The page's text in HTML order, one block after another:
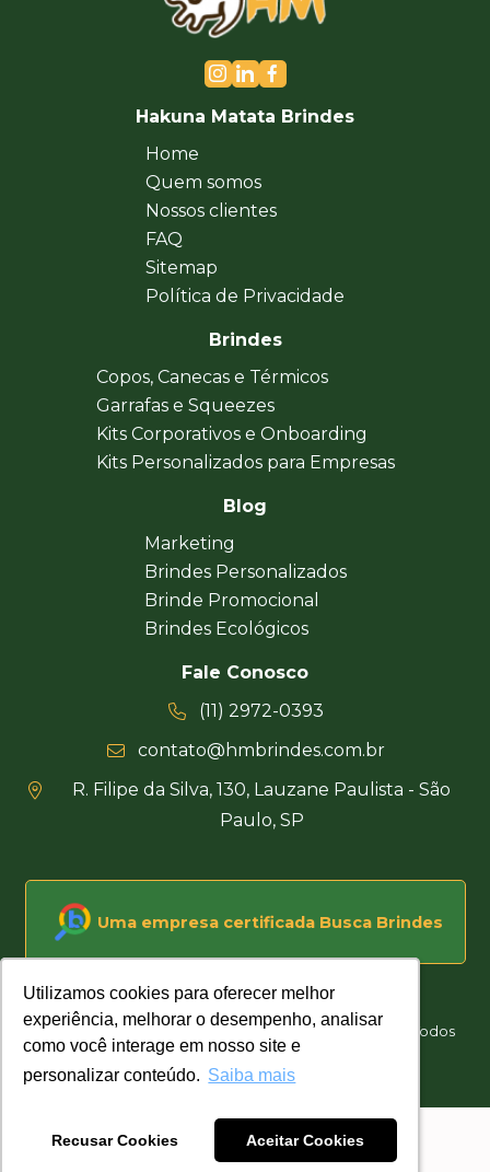
Utilizamos cookies para oferecer melhor
experiência, melhorar o desempenho, analisar
como você interage em nosso site e
personalizar conteúdo. Saiba mais
Recusar Cookies Aceitar Cookies
Utilizamos cookies para oferecer melhor
experiência, melhorar o desempenho, analisar
como você interage em nosso site e
personalizar conteúdo. Saiba mais
Recusar Cookies Aceitar Cookies
Hakuna Matata Brindes
Home
Quem somos
Nossos clientes
FAQ
Sitemap
Política de Privacidade
Brindes
Copos, Canecas e Térmicos
Garrafas e Squeezes
Kits Corporativos e Onboarding
Kits Personalizados para Empresas
Blog
Marketing
Brindes Personalizados
Brinde Promocional
Brindes Ecológicos
Fale Conosco
(11) 2972-0393
contato@hmbrindes.com.br
R. Filipe da Silva, 130, Lauzane Paulista - São
Paulo, SP
Uma empresa certificada Busca Brindes
Hakuna Matata Brindes Corporativos Personalizados © Todos
os direitos reservados
Desenvolvido por